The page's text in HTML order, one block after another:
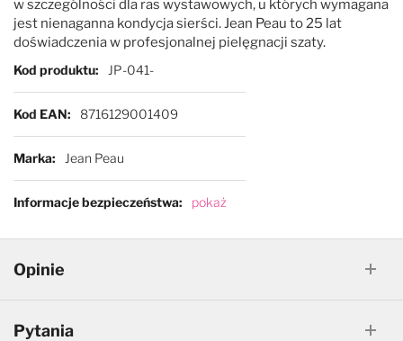
w szczególności dla ras wystawowych, u których wymagana
jest nienaganna kondycja sierści. Jean Peau to 25 lat
doświadczenia w profesjonalnej pielęgnacji szaty.
Więcej informacji
Kod produktu JP-041-
Kod EAN 8716129001409
Marka Jean Peau
Informacje bezpieczeństwa pokaż
Opinie
Pytania